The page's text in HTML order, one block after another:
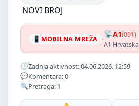
NOVI BROJ
MOBILNA MREŽA · A1(091)
A1 Hrvatska
Zadnja aktivnost: 04.06.2026. 12:59
Komentara: 0
Pretraga: 1